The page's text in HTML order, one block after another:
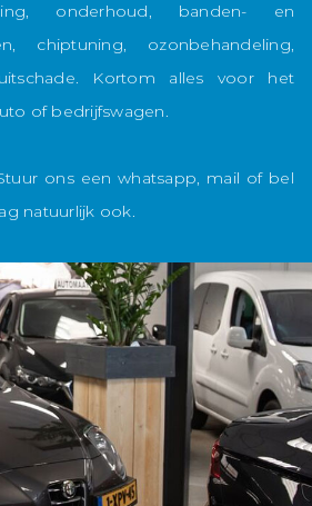
onderhoud, banden- en
chiptuning, ozonbehandeling,
Kortom alles voor het
of bedrijfswagen.
ons een whatsapp, mail of bel
natuurlijk ook.